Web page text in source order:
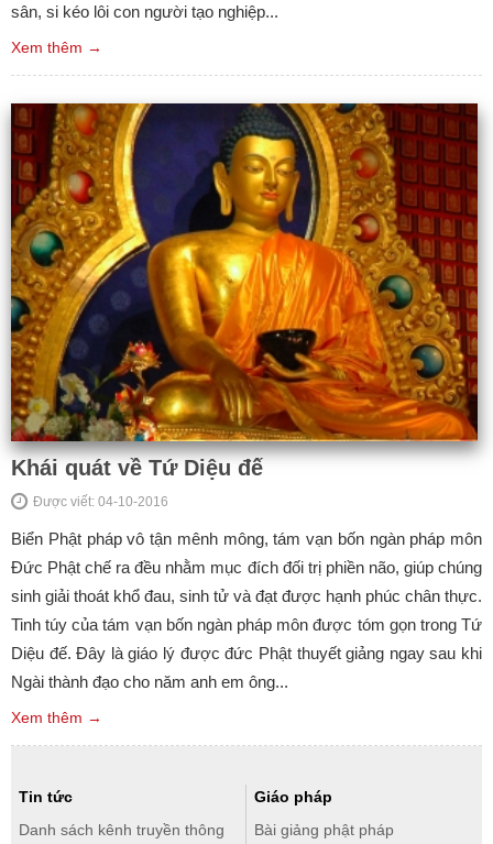
sân, si kéo lôi con người tạo nghiệp...
Xem thêm →
Khái quát về Tứ Diệu đế
Được viết: 04-10-2016
Biển Phật pháp vô tận mênh mông, tám vạn bốn ngàn pháp môn
Đức Phật chế ra đều nhằm mục đích đối trị phiền não, giúp chúng
sinh giải thoát khổ đau, sinh tử và đạt được hạnh phúc chân thực.
Tinh túy của tám vạn bốn ngàn pháp môn được tóm gọn trong Tứ
Diệu đế. Đây là giáo lý được đức Phật thuyết giảng ngay sau khi
Ngài thành đạo cho năm anh em ông...
Xem thêm →
Tin tức
Danh sách kênh truyền thông
Giáo pháp
Bài giảng phật pháp